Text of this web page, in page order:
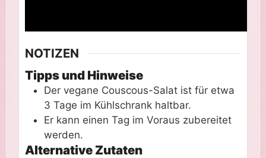
NOTIZEN
Tipps und Hinweise
Der vegane Couscous-Salat ist für etwa
3 Tage im Kühlschrank haltbar.
Er kann einen Tag im Voraus zubereitet
werden.
Alternative Zutaten